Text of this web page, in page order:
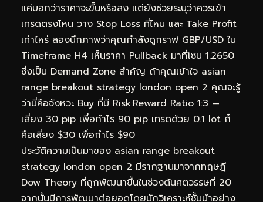
แค่บอกว่าราคาจะขึ้นหรือลง แต่ยังช่วยระบุว่าควรเข้า
เทรดตรงไหน วาง Stop Loss ที่ไหน และ Take Profit
เท่าไหร่ ลองนึกภาพว่าคุณกำลังดูกราฟ GBP/USD ใน
Timeframe H4 เห็นราคา Pullback มาที่โซน 1.2650
ซึ่งเป็น Demand Zone สำคัญ ถ้าคุณเข้าใจ asian
range breakout strategy london open 2 คุณจะรู้
ว่านี่คือจังหวะ Buy ที่มี Risk:Reward Ratio 1:3 —
เสี่ยง 30 pip เพื่อกำไร 90 pip เทรดด้วย 0.1 lot ก็
คือเสี่ยง $30 เพื่อกำไร $90
ประวัติความเป็นมาของ asian range breakout
strategy london open 2 มีรากฐานมาจากทฤษฎี
Dow Theory ที่ถูกพัฒนาขึ้นในช่วงต้นศตวรรษที่ 20
จากนั้นมีการพัฒนาต่อยอดโดยนักวิเคราะห์ชั้นนำอย่าง